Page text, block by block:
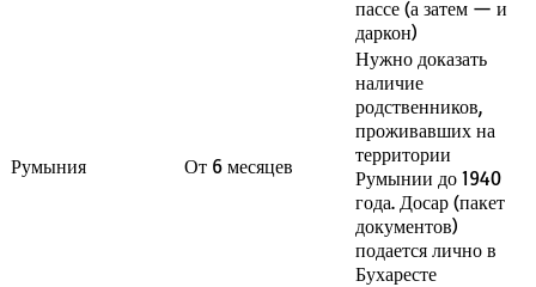
пассе (а затем — и
даркон)
Румыния От 6 месяцев
Нужно доказать
наличие
родственников,
проживавших на
территории
Румынии до 1940
года. Досар (пакет
документов)
подается лично в
Бухаресте